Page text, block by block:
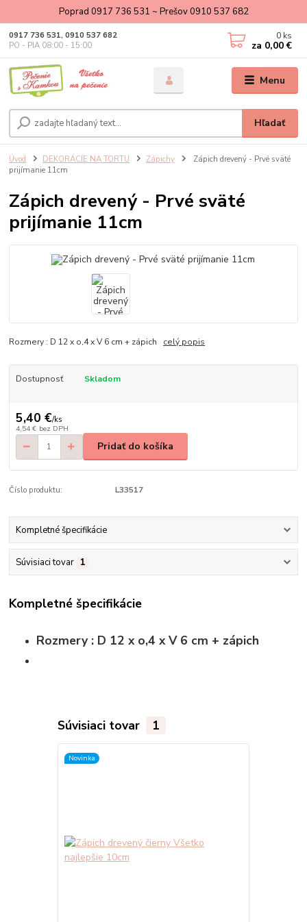
Poprad 0917 736 531 ~ Prešov 0910 537 682
Menu
Hľadať
0917 736 531, 0910 537 682
PO - PIA 08:00 - 15:00
0 ks
za 0,00 €
Úvod DEKORÁCIE NA TORTU Zápichy
Zápich drevený - Prvé sväté
prijímanie 11cm
Zápich drevený - Prvé sväté
prijímanie 11cm
Rozmery : D 12 x o,4 x V 6 cm + zápich celý popis
Dostupnosť Skladom
5,40 €/ks
4,54 € bez DPH
Pridať do košíka
Číslo produktu: L33517
Kompletné špecifikácie
Súvisiaci tovar 1
Kompletné špecifikácie
Rozmery : D 12 x o,4 x V 6 cm + zápich
Súvisiaci tovar 1
Novinka